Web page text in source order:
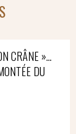
CRÂNE »…
DU